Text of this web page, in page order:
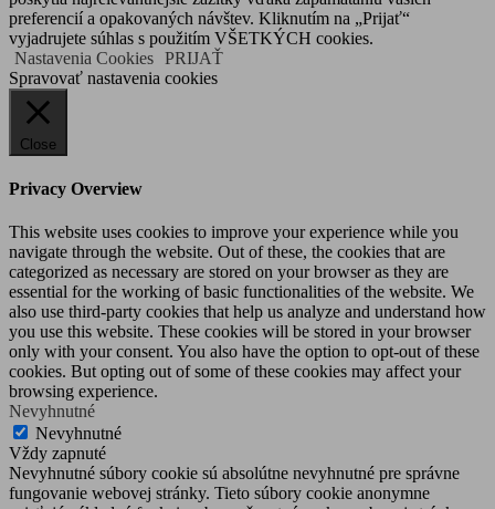
preferencií a opakovaných návštev. Kliknutím na „Prijať“
vyjadrujete súhlas s použitím VŠETKÝCH cookies.
Nastavenia Cookies PRIJAŤ
Spravovať nastavenia cookies
Close
Privacy Overview
This website uses cookies to improve your experience while you
navigate through the website. Out of these, the cookies that are
categorized as necessary are stored on your browser as they are
essential for the working of basic functionalities of the website. We
also use third-party cookies that help us analyze and understand how
you use this website. These cookies will be stored in your browser
only with your consent. You also have the option to opt-out of these
cookies. But opting out of some of these cookies may affect your
browsing experience.
Nevyhnutné
Nevyhnutné
Vždy zapnuté
Nevyhnutné súbory cookie sú absolútne nevyhnutné pre správne
fungovanie webovej stránky. Tieto súbory cookie anonymne